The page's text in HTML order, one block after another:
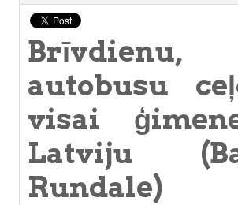
Brīvdienu,
autobusu
visai
Latviju
Rundale)